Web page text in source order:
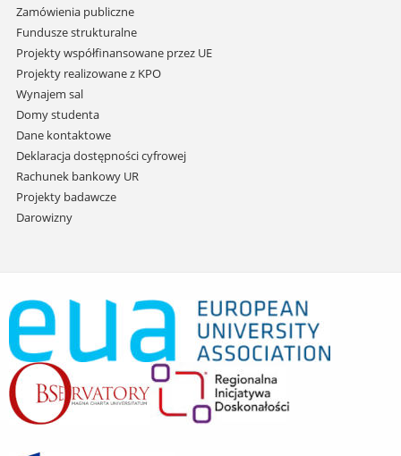
Zamówienia publiczne
Fundusze strukturalne
Projekty współfinansowane przez UE
Projekty realizowane z KPO
Wynajem sal
Domy studenta
Dane kontaktowe
Deklaracja dostępności cyfrowej
Rachunek bankowy UR
Projekty badawcze
Darowizny